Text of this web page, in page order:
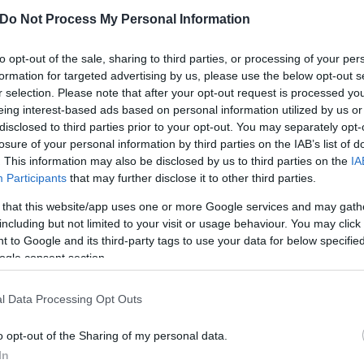
Do Not Process My Personal Information
opt-out of the sale, sharing to third parties, or processing of your
for targeted advertising by us, please use the below opt-out
selection. Please note that after your opt-out request is processed
interest-based ads based on personal information utilized by us
to third parties prior to your opt-out. You may separately
of your personal information by third parties on the IAB’s list of
This information may also be disclosed by us to third parties on the
Participants that may further disclose it to other third parties.
that this website/app uses one or more Google services and may
but not limited to your visit or usage behaviour. You may
to Google and its third-party tags to use your data for below
consent section.
Data Processing Opt Outs
opt-out of the Sharing of my personal data.
majd visszatérjek a Vidibe, ezért is tartottam
közt távozzak Székesfehérvárról" - mondta a
sem, hogy nagyon sokat jelent
itt váltam élvonalbeli játékossá, válogatott
lehettem a klub első bajnokcsapatának, és arra
szereztem" - tette hozzá a 30 éves középpályás, aki
célokért szeretne küzdeni.
tartja, hogy újabb magyar válogatott
ez bővíti a vezetőedző lehetőségeit,
Ebből minden játékosunk profitálhat, s
léphet" - mondta a sportvezető, aki elárulta, az új
is, de a tárgyalások során végig azt érezte rajta,
csapatba, amelytől 2012 januárjában
végleg a Diósgyőrhöz távozott. Később